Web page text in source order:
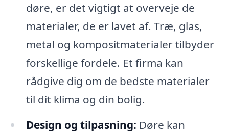
døre, er det vigtigt at overveje de
materialer, de er lavet af. Træ, glas,
metal og kompositmaterialer tilbyder
forskellige fordele. Et firma kan
rådgive dig om de bedste materialer
til dit klima og din bolig.
Design og tilpasning: Døre kan